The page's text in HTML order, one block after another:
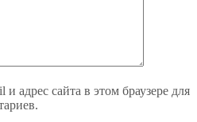
адрес сайта в этом браузере для